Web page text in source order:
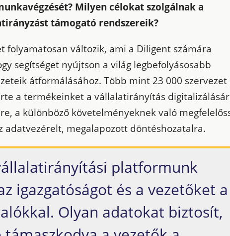
Milyen célokat szolgálnak a
támogató rendszereik?
folyamatosan változik, ami a Diligent számára
segítséget nyújtson a világ legbefolyásosabb
átformálásához. Több mint 23 000 szervezet
a termékeinket a vállalatirányítás
a különböző követelményeknek való
adatvezérelt, megalapozott döntéshozatalra.
platformunk
igazgatóságot és a vezetőket a
Olyan adatokat biztosít,